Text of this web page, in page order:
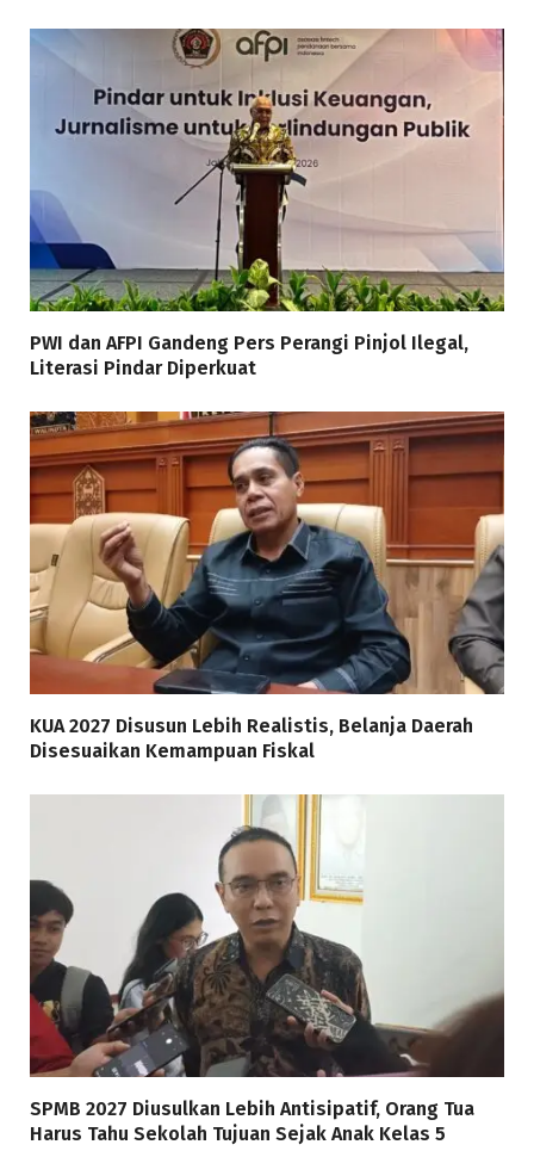
PWI dan AFPI Gandeng Pers Perangi Pinjol Ilegal,
Literasi Pindar Diperkuat
KUA 2027 Disusun Lebih Realistis, Belanja Daerah
Disesuaikan Kemampuan Fiskal
SPMB 2027 Diusulkan Lebih Antisipatif, Orang Tua
Harus Tahu Sekolah Tujuan Sejak Anak Kelas 5